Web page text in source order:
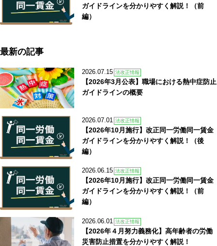
ガイドラインを分かりやすく解説！（前
編）
最新の記事
2026.07.15 法改正情報
【2026年3月公表】職場における熱中症防止
ガイドラインの概要
2026.07.01 法改正情報
【2026年10月施行】改正同一労働同一賃金
ガイドラインを分かりやすく解説！（後
編）
2026.06.15 法改正情報
【2026年10月施行】改正同一労働同一賃金
ガイドラインを分かりやすく解説！（前
編）
2026.06.01 法改正情報
【2026年４月努力義務化】高年齢者の労働
災害防止措置を分かりやすく解説！